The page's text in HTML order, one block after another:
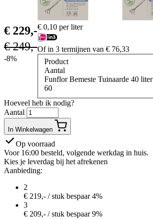
€ 229,-
€249,-
-8%
€ 0,10 per liter
Of in 3 termijnen van € 76,33
Product
Aantal
Funflor Bemeste Tuinaarde 40 liter
60
Hoeveel heb ik nodig?
Aantal
In Winkelwagen
Op voorraad
Voor 16:00 besteld, volgende werkdag in huis.
Kies je leverdag bij het afrekenen
Aanbieding:
2
€ 219,- / stuk bespaar 4%
3
€ 209,- / stuk bespaar 9%